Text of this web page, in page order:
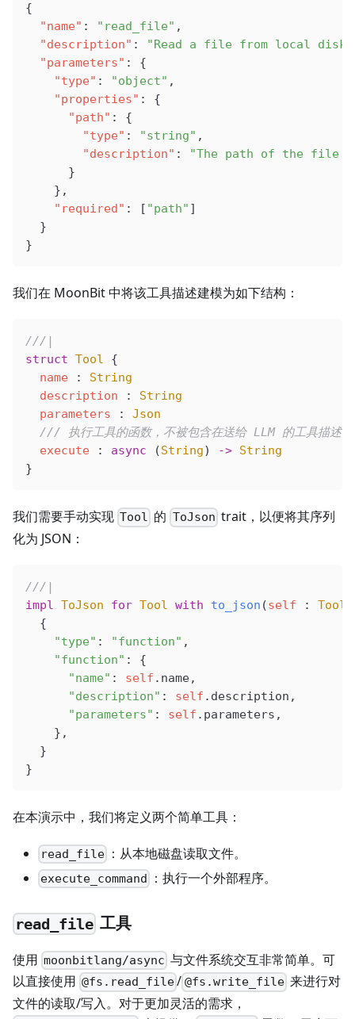
{
  "name"
: "read_file" ,
  "description"
: "Read a file from local disk"
  "parameters"
: {
    "type"
: "object" ,
    "properties"
: {
      "path"
: {
        "type"
: "string" ,
        "description"
:
"The path of the file
      }
    },
    "required"
: [ "path" ]
  }
}
我们在 MoonBit 中将该工具描述建模为如下结构：
///|
struct Tool {
  name
: String
  description
: String
  parameters
: Json
  /// 执行工具的函数，不被包含在送给 LLM 的工具描述中
  execute
: async (String) -> String
}
我们需要手动实现 Tool 的 ToJson trait，以便将其序列
化为 JSON：
///|
impl
ToJson for Tool with to_json (self : Tool
  {
    "type"
: "function" ,
    "function"
: {
      "name"
: self .name,
      "description"
: self .description,
      "parameters"
: self .parameters,
    },
  }
}
在本演示中，我们将定义两个简单工具：
read_file ：从本地磁盘读取文件。
execute_command ：执行一个外部程序。
read_file 工具
使用 moonbitlang/async 与文件系统交互非常简单。可
以直接使用 @fs.read_file/ @fs.write_file来进行对
文件的读取/写入。对于更加灵活的需求，